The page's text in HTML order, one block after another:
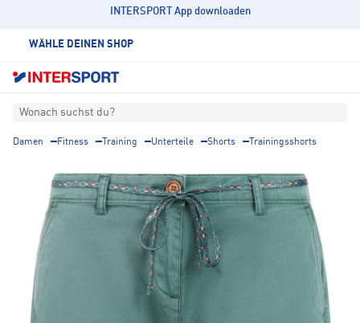
INTERSPORT App downloaden
WÄHLE DEINEN SHOP
Wonach suchst du?
Damen Fitness Training Unterteile Shorts Trainingsshorts